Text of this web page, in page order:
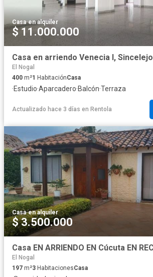
Casa·en alquiler
$ 11.000.000
Casa en arriendo Venecia I, Sincelejo
El Nogal
400 m²1 HabitaciónCasa
·Estudio·Aparcadero·Balcón·Terraza
Actualizado hace 3 días en Rentola
Casa·en alquiler
$ 3.500.000
El Nogal
197 m²3 HabitacionesCasa